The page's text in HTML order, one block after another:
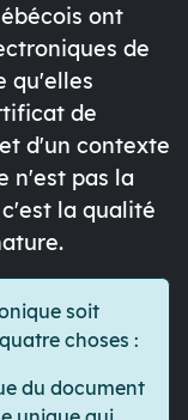
ont
de
qu'elles
de
d'un contexte
n'est pas la
la qualité
soit
choses :
du document